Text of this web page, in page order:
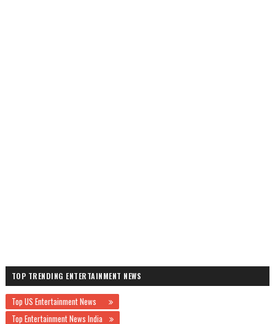
TOP TRENDING ENTERTAINMENT NEWS
Top US Entertainment News
Top Entertainment News India